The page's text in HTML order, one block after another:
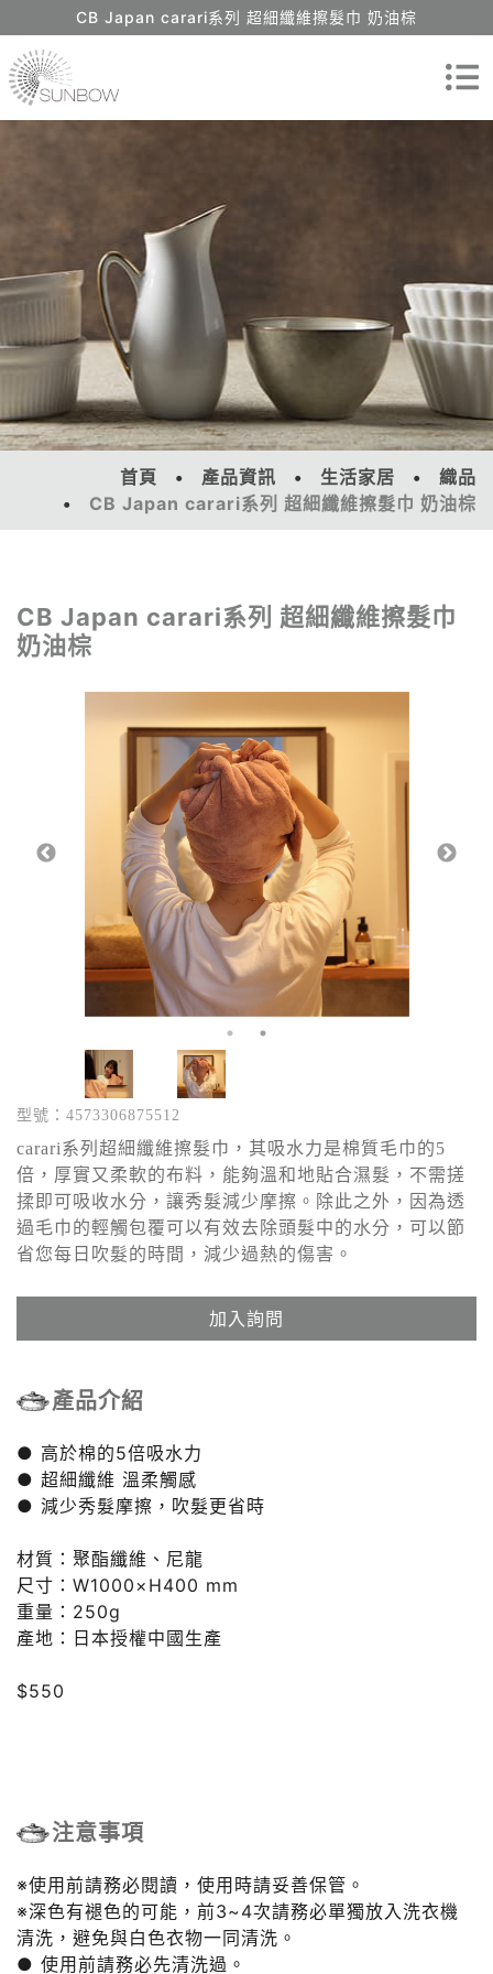
CB Japan carari系列 超細纖維擦髮巾 奶油棕
首頁 產品資訊 生活家居
織品
CB Japan carari系列 超細纖維擦髮巾 奶油棕
CB Japan carari系列 超細纖維擦髮巾
奶油棕
型號：4573306875512
carari系列超細纖維擦髮巾，其吸水力是棉質毛巾的5
倍，厚實又柔軟的布料，能夠溫和地貼合濕髮，不需搓
揉即可吸收水分，讓秀髮減少摩擦。除此之外，因為透
過毛巾的輕觸包覆可以有效去除頭髮中的水分，可以節
省您每日吹髮的時間，減少過熱的傷害。
加入詢問
產品介紹
● 高於棉的5倍吸水力
● 超細纖維 溫柔觸感
● 減少秀髮摩擦，吹髮更省時
材質：聚酯纖維、尼龍
尺寸：W1000×H400 mm
重量：250g
產地：日本授權中國生產
$550
注意事項
※使用前請務必閱讀，使用時請妥善保管。
※深色有褪色的可能，前3~4次請務必單獨放入洗衣機
清洗，避免與白色衣物一同清洗。
● 使用前請務必先清洗過。